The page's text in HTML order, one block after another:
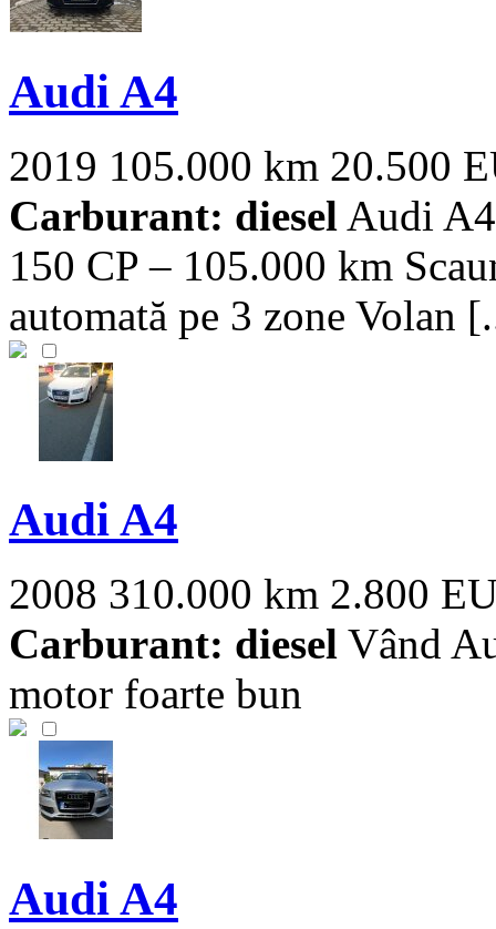
Audi A4
2019 105.000 km 20.500
Carburant: diesel Audi
150 CP – 105.000 km
automată pe 3 zone Volan
Audi A4
2008 310.000 km 2.800
Carburant: diesel Vând
motor foarte bun
Audi A4